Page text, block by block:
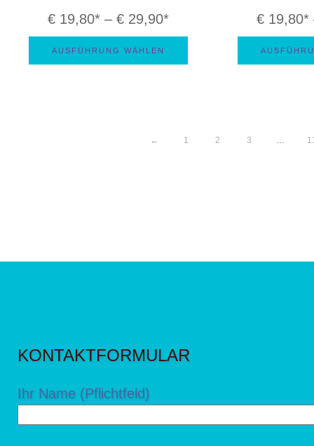
€19,80 – €29,90 Preisspanne:
€ 19,80
AUSFÜHRUNG WÄHLEN
€19,80
← 1 2 3 …
KONTAKTFORMULAR
Ihr Name (Pflichtfeld)